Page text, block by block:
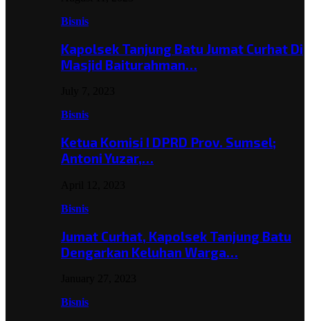
Bisnis
Kapolsek Tanjung Batu Jumat Curhat Di
Masjid Baiturahman…
Bisnis
Ketua Komisi I DPRD Prov. Sumsel;
Antoni Yuzar,…
Bisnis
Jumat Curhat, Kapolsek Tanjung Batu
Dengarkan Keluhan Warga…
Bisnis